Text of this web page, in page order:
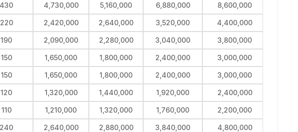
430 4,730,000 5,160,000 6,880,000 8,600,000
220 2,420,000 2,640,000 3,520,000 4,400,000
190 2,090,000 2,280,000 3,040,000 3,800,000
150 1,650,000 1,800,000 2,400,000 3,000,000
150 1,650,000 1,800,000 2,400,000 3,000,000
120 1,320,000 1,440,000 1,920,000 2,400,000
110 1,210,000 1,320,000 1,760,000 2,200,000
240 2,640,000 2,880,000 3,840,000 4,800,000